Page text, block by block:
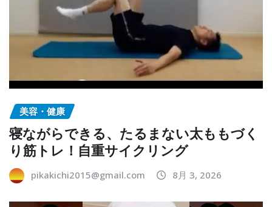
美容・健康
寝ながらできる、たるまない太ももづく
り筋トレ！自重サイクリング
pikakichi2015@gmail.com 8月 3, 2026